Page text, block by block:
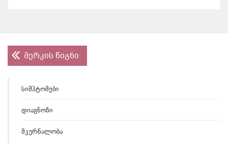
მერკის წიგნი
სიმპტომები
დიაგნოზი
მკურნალობა